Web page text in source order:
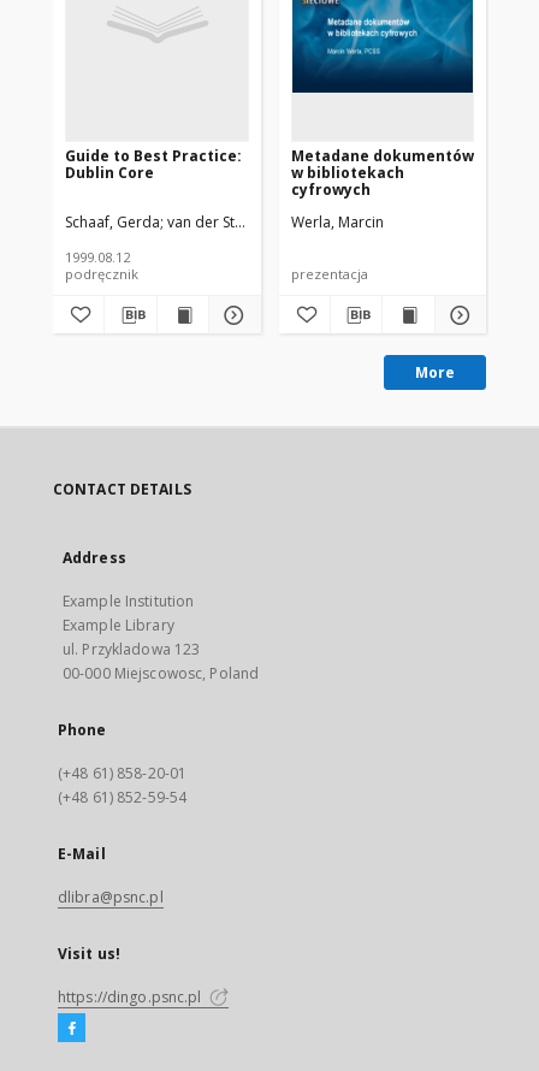
Guide to Best Practice:
Dublin Core
Schaaf, Gerda van der Starre, Jan H.E. van der Werf, Titia
1999.08.12
podręcznik
Metadane dokumentów
w bibliotekach
cyfrowych
Werla, Marcin
prezentacja
More
CONTACT DETAILS
Address
Example Institution
Example Library
ul. Przykladowa 123
00-000 Miejscowosc, Poland
Phone
(+48 61) 858-20-01
(+48 61) 852-59-54
E-Mail
dlibra@psnc.pl
Visit us!
https://dingo.psnc.pl